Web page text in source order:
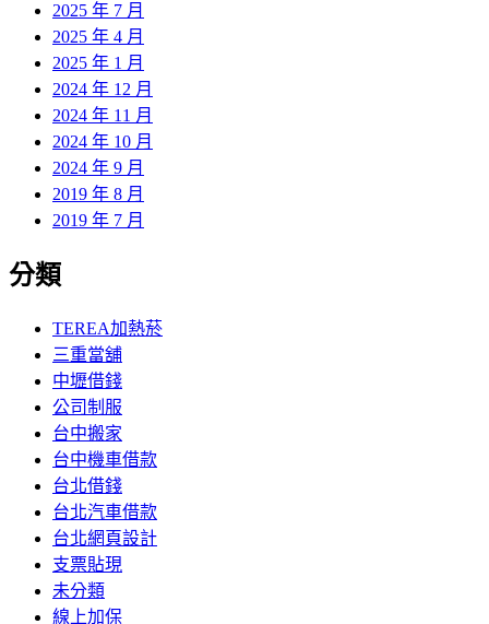
2025 年 7 月
2025 年 4 月
2025 年 1 月
2024 年 12 月
2024 年 11 月
2024 年 10 月
2024 年 9 月
2019 年 8 月
2019 年 7 月
分類
TEREA加熱菸
三重當舖
中壢借錢
公司制服
台中搬家
台中機車借款
台北借錢
台北汽車借款
台北網頁設計
支票貼現
未分類
線上加保